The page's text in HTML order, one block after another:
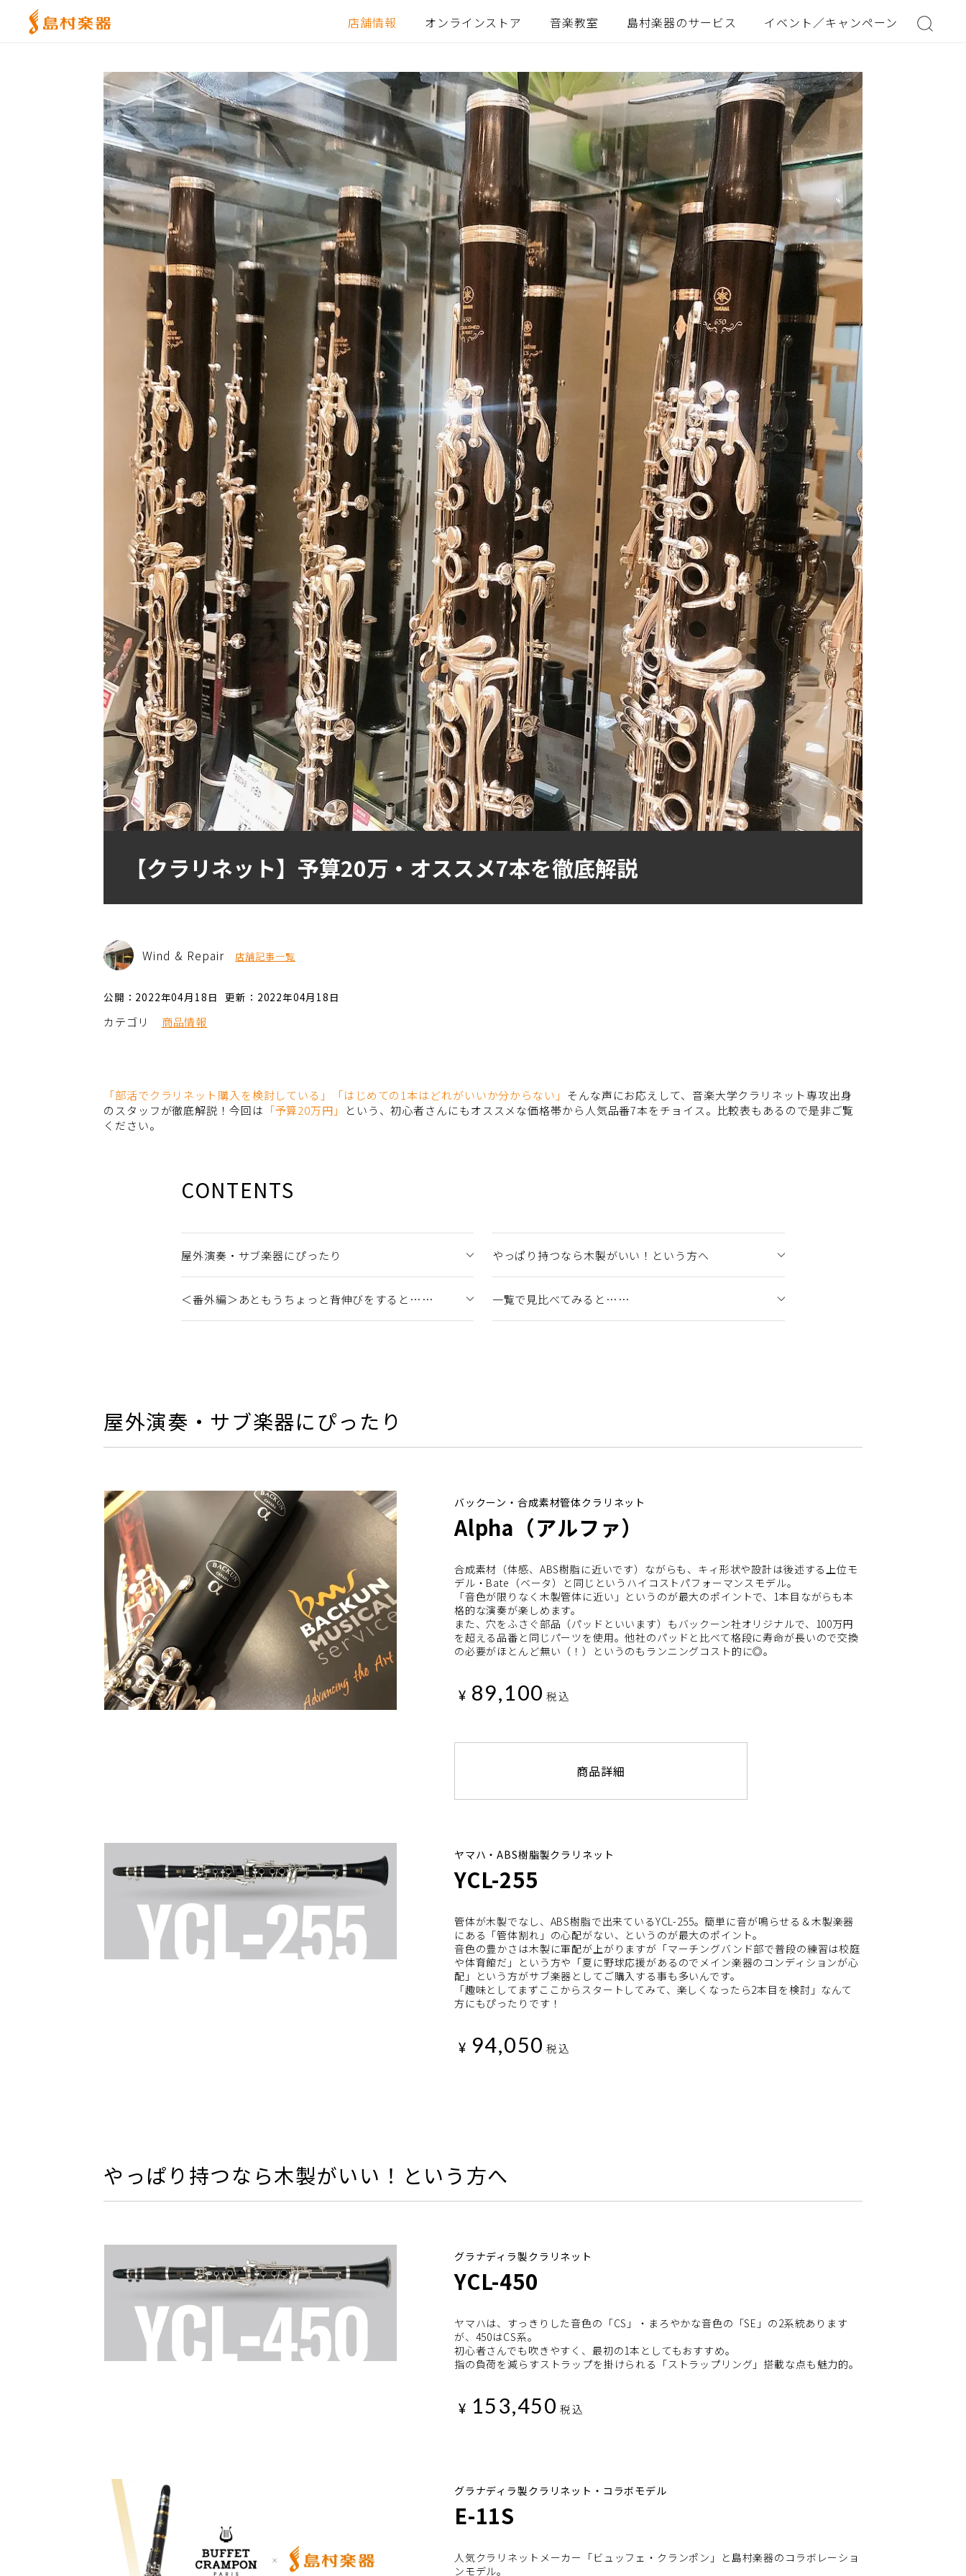
店舗情報 オンラインストア 音楽教室 島村楽器のサービス イベント／キャンペーン
【クラリネット】予算20万・オススメ7本を徹底解説
Wind & Repair 店舗記事一覧
公開：2022年04月18日 更新：2022年04月18日
カテゴリ 商品情報
「部活でクラリネット購入を検討している」「はじめての1本はどれがいいか分からない」 そんな声にお応えして、音楽大学クラリネット専攻出身
のスタッフが徹底解説！今回は 「予算20万円」
という、初心者さんにもオススメな価格帯から人気品番7本をチョイス。比較表もあるので是非ご覧
ください。
CONTENTS
屋外演奏・サブ楽器にぴったり やっぱり持つなら木製がいい！という方へ
＜番外編＞あともうちょっと背伸びをすると…… 一覧で見比べてみると……
屋外演奏・サブ楽器にぴったり
バックーン・合成素材管体クラリネット
Alpha（アルファ）
合成素材（体感、ABS樹脂に近いです）ながらも、キィ形状や設計は後述する上位モ
デル・Bate（ベータ）と同じというハイコストパフォーマンスモデル。
「音色が限りなく木製管体に近い」というのが最大のポイントで、1本目ながらも本
格的な演奏が楽しめます。
また、穴をふさぐ部品（パッドといいます）もバックーン社オリジナルで、100万円
を超える品番と同じパーツを使用。他社のパッドと比べて格段に寿命が長いので交換
の必要がほとんど無い（！）というのもランニングコスト的に◎。
¥ 89,100 税込
商品詳細
ヤマハ・ABS樹脂製クラリネット
YCL-255
管体が木製でなし、ABS樹脂で出来ているYCL-255。簡単に音が鳴らせる＆木製楽器
にある「管体割れ」の心配がない、というのが最大のポイント。
音色の豊かさは木製に軍配が上がりますが「マーチングバンド部で普段の練習は校庭
や体育館だ」という方や「夏に野球応援があるのでメイン楽器のコンディションが心
配」という方がサブ楽器としてご購入する事も多いんです。
「趣味としてまずここからスタートしてみて、楽しくなったら2本目を検討」なんて
方にもぴったりです！
¥ 94,050 税込
やっぱり持つなら木製がいい！という方へ
グラナディラ製クラリネット
YCL-450
ヤマハは、すっきりした音色の「CS」・まろやかな音色の「SE」の2系統あります
が、450はCS系。
初心者さんでも吹きやすく、最初の1本としてもおすすめ。
指の負荷を減らすストラップを掛けられる「ストラップリング」搭載な点も魅力的。
¥ 153,450 税込
グラナディラ製クラリネット・コラボモデル
E-11S
人気クラリネットメーカー「ビュッフェ・クランポン」と島村楽器のコラボレーショ
ンモデル。